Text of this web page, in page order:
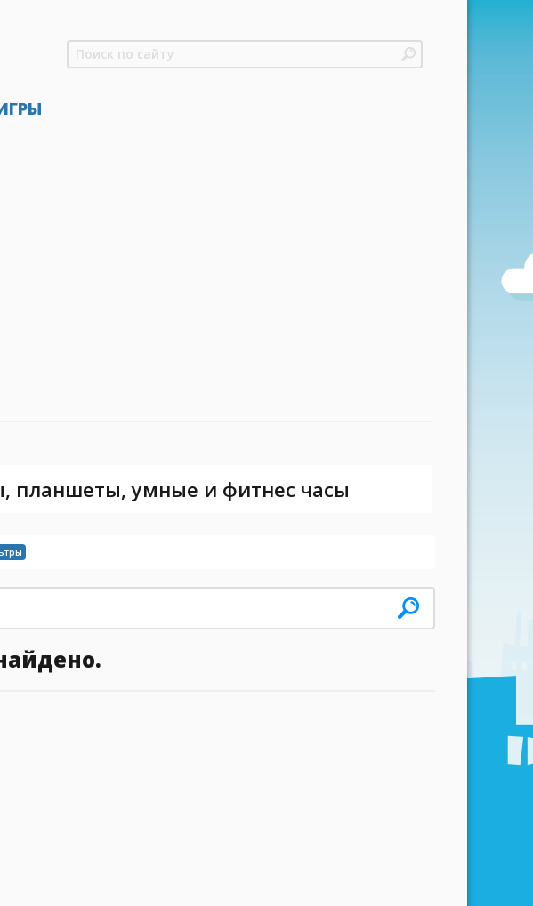
планшеты, умные и фитнес часы